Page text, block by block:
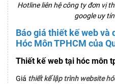
Hotline liên hệ công ty đơn vị
google uy
Báo giá thiết kế web và
Hóc Môn TPHCM của
Thiết kế web tại hóc môn
Giá thiết kế lập trình website